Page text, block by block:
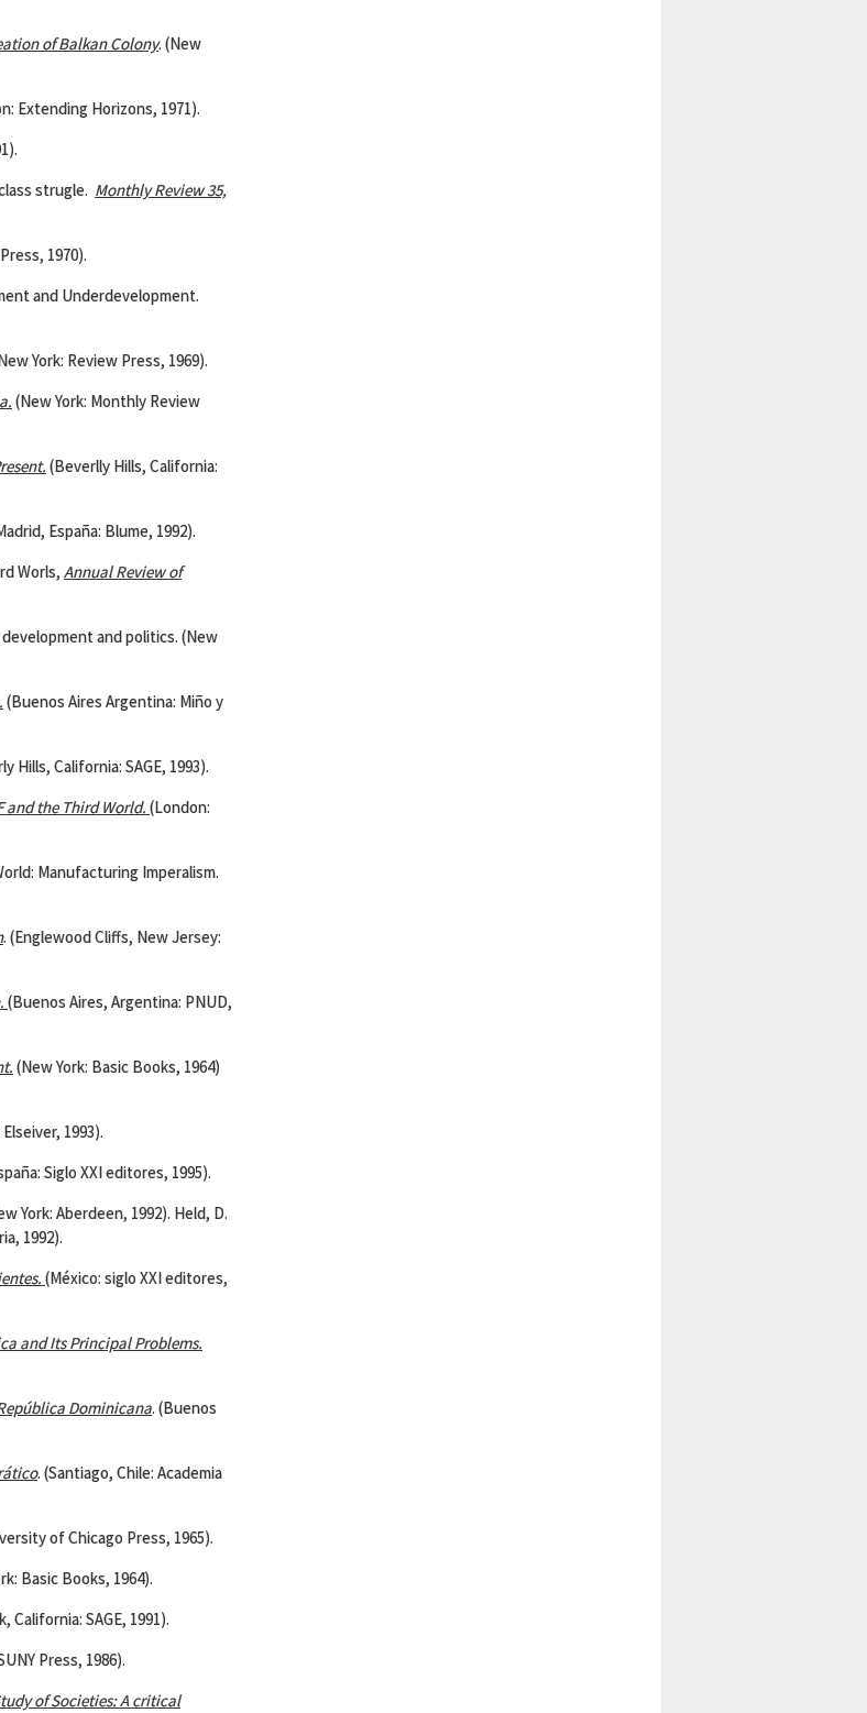
of Balkan Colony. (New
Extending Horizons, 1971).
strugle. Monthly Review 35,
1970).
and Underdevelopment.
York: Review Press, 1969).
(New York: Monthly Review
(Beverlly Hills, California:
España: Blume, 1992).
Worls, Annual Review of
and politics. (New
. (Buenos Aires Argentina: Miño y
Hills, California: SAGE, 1993).
and the Third World. (London:
Manufacturing Imperalism.
. (Englewood Cliffs, New Jersey:
(Buenos Aires, Argentina: PNUD,
(New York: Basic Books, 1964)
1993).
Siglo XXI editores, 1995).
York: Aberdeen, 1992). Held, D.
1992).
(México: siglo XXI editores,
and Its Principal Problems.
Dominicana. (Buenos
. (Santiago, Chile: Academia
of Chicago Press, 1965).
Basic Books, 1964).
California: SAGE, 1991).
Press, 1986).
of Societies: A critical